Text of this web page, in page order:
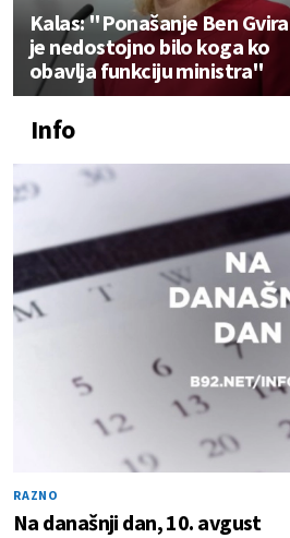
Kalas: "Ponašanje Ben Gvira
je nedostojno bilo koga ko
obavlja funkciju ministra"
Info
RAZNO
Na današnji dan, 10. avgust